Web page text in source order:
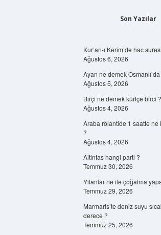
Son Yazılar
Kur’an-ı Kerim’de hac
Ağustos 6, 2026
Ayan ne demek Osmanlı’da
Ağustos 5, 2026
Birçi ne demek kürtçe birci ?
Ağustos 4, 2026
Araba rölantide 1 saatte ne
?
Ağustos 4, 2026
Altintas hangi parti ?
Temmuz 30, 2026
Yılanlar ne ile çoğalma
Temmuz 29, 2026
Marmaris’te deniz suyu
derece ?
Temmuz 25, 2026